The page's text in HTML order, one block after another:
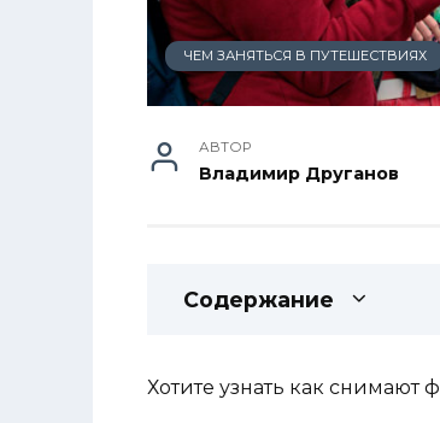
ЧЕМ ЗАНЯТЬСЯ В ПУТЕШЕСТВИЯХ
АВТОР
Владимир Друганов
Содержание
Хотите узнать как снимают